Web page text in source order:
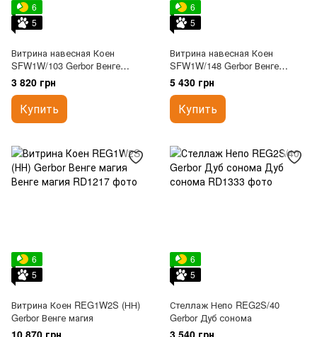
6
5
Витрина навесная Коен
SFW1W/103 Gerbor Венге
магия
3 820 грн
Купить
6
5
Витрина навесная Коен
SFW1W/148 Gerbor Венге
магия
5 430 грн
Купить
6
5
Витрина Коен REG1W2S (НН)
Gerbor Венге магия
10 870 грн
6
5
Стеллаж Непо REG2S/40
Gerbor Дуб сонома
3 540 грн